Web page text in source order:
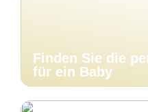
Finden Sie die
für ein Baby